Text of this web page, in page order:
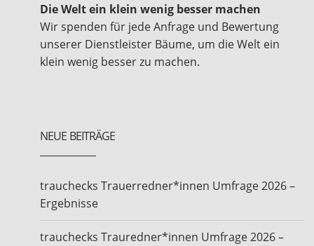
Die Welt ein klein wenig besser machen
Wir spenden für jede Anfrage und Bewertung
unserer Dienstleister Bäume, um die Welt ein
klein wenig besser zu machen.
NEUE BEITRÄGE
trauchecks Trauerredner*innen Umfrage 2026 –
Ergebnisse
trauchecks Trauredner*innen Umfrage 2026 –